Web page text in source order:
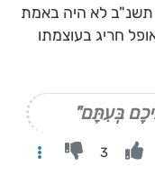
תשנ"ב לא היה באמת
חריג בעוצמתו
בְּעִתָּם"
3